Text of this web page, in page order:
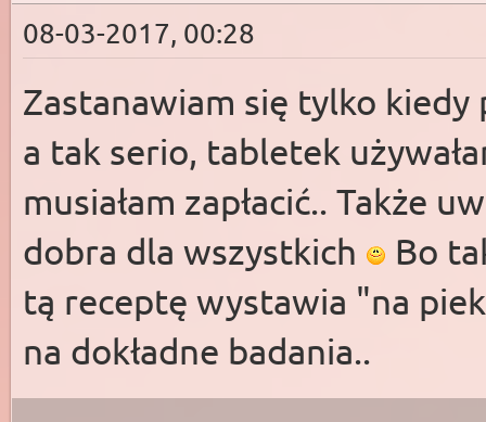
08-03-2017, 00:28
Zastanawiam się tylko
a tak serio, tabletek
musiałam zapłacić.. Także
dobra dla wszystkich
Bo
tą receptę wystawia "na
na dokładne badania..